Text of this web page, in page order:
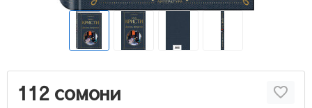
112 сомони